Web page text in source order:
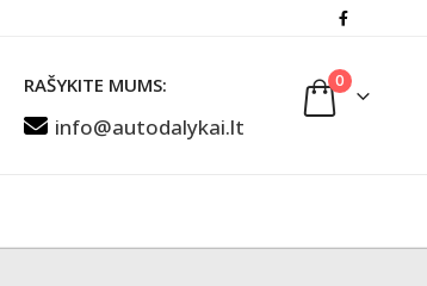
RAŠYKITE MUMS:
info@autodalykai.lt
0